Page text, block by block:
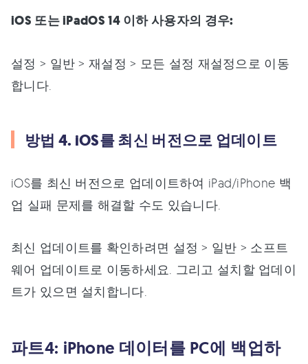
iOS 또는 iPadOS 14 이하 사용자의 경우:
설정 > 일반 > 재설정 > 모든 설정 재설정으로 이동
합니다.
방법 4. iOS를 최신 버전으로 업데이트
iOS를 최신 버전으로 업데이트하여 iPad/iPhone 백
업 실패 문제를 해결할 수도 있습니다.
최신 업데이트를 확인하려면 설정 > 일반 > 소프트
웨어 업데이트로 이동하세요. 그리고 설치할 업데이
트가 있으면 설치합니다.
파트4: iPhone 데이터를 PC에 백업하